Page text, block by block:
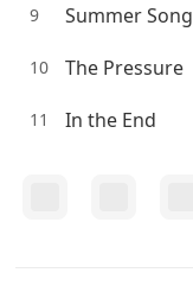
9 Summer Song
10 The Pressure
11 In the End